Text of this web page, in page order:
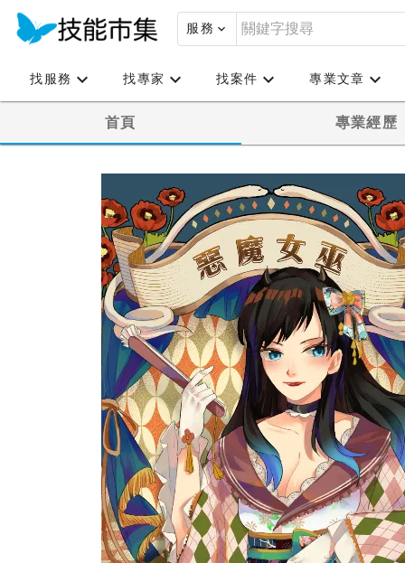
服務
找服務 找專家 找案件 專業文章
首頁 專業經歷